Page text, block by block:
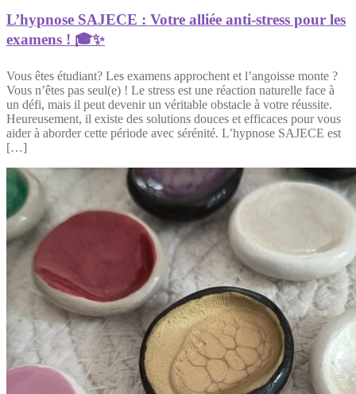
L’hypnose SAJECE : Votre alliée anti-stress pour les
examens ! 🎓✨
Vous êtes étudiant? Les examens approchent et l’angoisse monte ?
Vous n’êtes pas seul(e) ! Le stress est une réaction naturelle face à
un défi, mais il peut devenir un véritable obstacle à votre réussite.
Heureusement, il existe des solutions douces et efficaces pour vous
aider à aborder cette période avec sérénité. L’hypnose SAJECE est
[…]